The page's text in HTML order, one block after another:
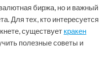
биржа, но и важный
Для тех, кто интересуется
существует кракен
полезные советы и